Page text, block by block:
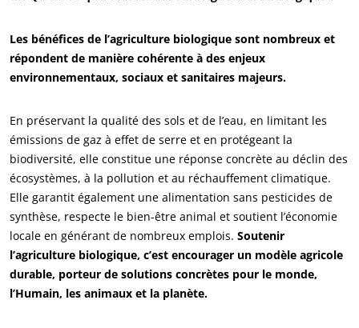
Les bénéfices de l’agriculture biologique sont nombreux et
répondent de manière cohérente à des enjeux
environnementaux, sociaux et sanitaires majeurs.
En préservant la qualité des sols et de l’eau, en limitant les
émissions de gaz à effet de serre et en protégeant la
biodiversité, elle constitue une réponse concrète au déclin des
écosystèmes, à la pollution et au réchauffement climatique.
Elle garantit également une alimentation sans pesticides de
synthèse, respecte le bien-être animal et soutient l’économie
locale en générant de nombreux emplois. Soutenir
l’agriculture biologique, c’est encourager un modèle agricole
durable, porteur de solutions concrètes pour le monde,
l’Humain, les animaux et la planète.